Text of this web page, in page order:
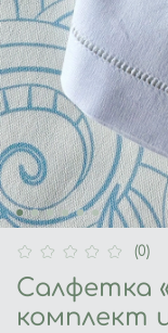
(0)
Салфетка
комплект